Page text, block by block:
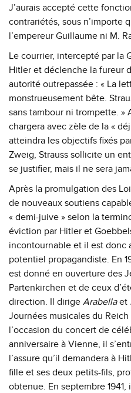
J’aurais accepté cette
contrariétés, sous n’importe
l’empereur Guillaume ni M.
Le courrier, intercepté par la
Hitler et déclenche la fureur
autorité outrepassée : « La
monstrueusement bête.
sans tambour ni trompette. »
chargera avec zèle de la «
atteindra les objectifs fixés
Zweig, Strauss sollicite un
se justifier, mais il ne sera
Après la promulgation des
de nouveaux soutiens
« demi-juive » selon la
éviction par Hitler et
incontournable et il est donc
potentiel propagandiste. En
est donné en ouverture des
Partenkirchen et de ceux
direction. Il dirige Arabellaet
Journées musicales du Reich
l’occasion du concert de
anniversaire à Vienne, il
l’assure qu’il demandera à
fille et ses deux petits-fils,
obtenue. En septembre